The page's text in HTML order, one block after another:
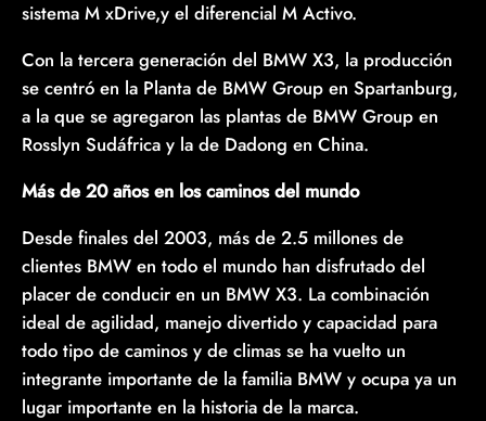
sistema M xDrive,y el diferencial M Activo.
Con la tercera generación del BMW X3, la producción
se centró en la Planta de BMW Group en Spartanburg,
a la que se agregaron las plantas de BMW Group en
Rosslyn Sudáfrica y la de Dadong en China.
Más de 20 años en los caminos del mundo
Desde finales del 2003, más de 2.5 millones de
clientes BMW en todo el mundo han disfrutado del
placer de conducir en un BMW X3. La combinación
ideal de agilidad, manejo divertido y capacidad para
todo tipo de caminos y de climas se ha vuelto un
integrante importante de la familia BMW y ocupa ya un
lugar importante en la historia de la marca.